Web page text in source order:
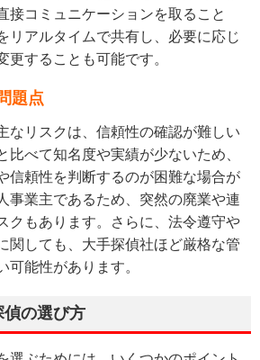
接コミュニケーションを取ること
リアルタイムで共有し、必要に応じ
更することも可能です。
題点
なリスクは、信頼性の確認が難しい
比べて知名度や実績が少ないため、
信頼性を判断するのが困難な場合が
事業主であるため、突然の廃業や連
クもあります。さらに、法令遵守や
関しても、大手探偵社ほど厳格な管
可能性があります。
の選び方